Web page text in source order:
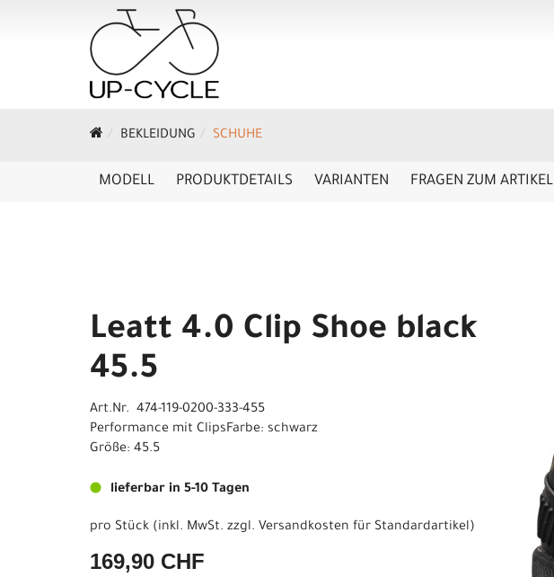
BEKLEIDUNG SCHUHE
MODELL PRODUKTDETAILS VARIANTEN FRAGEN ZUM ARTIKEL
Leatt 4.0 Clip Shoe black
45.5
Art.Nr. 474-119-0200-333-455
Performance mit ClipsFarbe: schwarz
Größe: 45.5
lieferbar in 5-10 Tagen
pro Stück (inkl. MwSt. zzgl. Versandkosten für Standardartikel)
169,90 CHF